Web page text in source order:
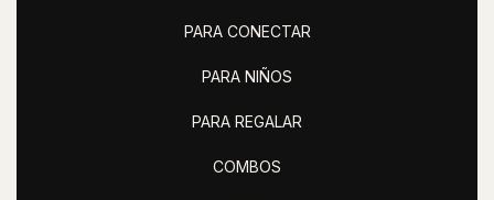
PARA CONECTAR
PARA NIÑOS
PARA REGALAR
COMBOS